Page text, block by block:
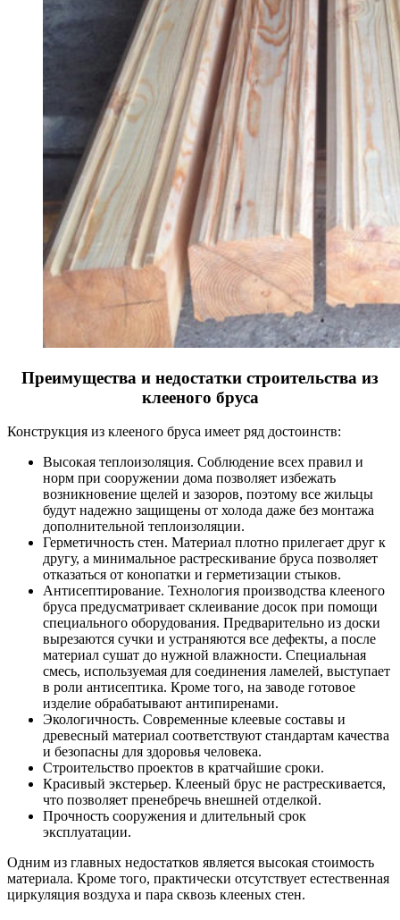
Преимущества и недостатки строительства из
клееного бруса
Конструкция из клееного бруса имеет ряд достоинств:
Высокая теплоизоляция. Соблюдение всех правил и
норм при сооружении дома позволяет избежать
возникновение щелей и зазоров, поэтому все жильцы
будут надежно защищены от холода даже без монтажа
дополнительной теплоизоляции.
Герметичность стен. Материал плотно прилегает друг к
другу, а минимальное растрескивание бруса позволяет
отказаться от конопатки и герметизации стыков.
Антисептирование. Технология производства клееного
бруса предусматривает склеивание досок при помощи
специального оборудования. Предварительно из доски
вырезаются сучки и устраняются все дефекты, а после
материал сушат до нужной влажности. Специальная
смесь, используемая для соединения ламелей, выступает
в роли антисептика. Кроме того, на заводе готовое
изделие обрабатывают антипиренами.
Экологичность. Современные клеевые составы и
древесный материал соответствуют стандартам качества
и безопасны для здоровья человека.
Строительство проектов в кратчайшие сроки.
Красивый экстерьер. Клееный брус не растрескивается,
что позволяет пренебречь внешней отделкой.
Прочность сооружения и длительный срок
эксплуатации.
Одним из главных недостатков является высокая стоимость
материала. Кроме того, практически отсутствует естественная
циркуляция воздуха и пара сквозь клееных стен.